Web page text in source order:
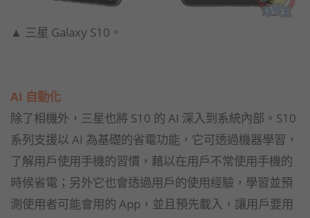
▲ 三星 Galaxy S10。
AI 自動化
除了相機外，三星也將 S10 的 AI 深入到系統內部。S10
系列支援以 AI 為基礎的省電功能，它可透過機器學習，
了解用戶使用手機的習慣，藉以在用戶不常使用手機的
時候省電；另外它也會透過用戶的使用經驗，學習並預
測使用者可能會用的 App，並且預先載入，讓用戶要用